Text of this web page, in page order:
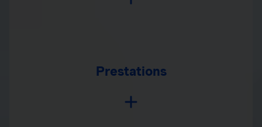
Prestations